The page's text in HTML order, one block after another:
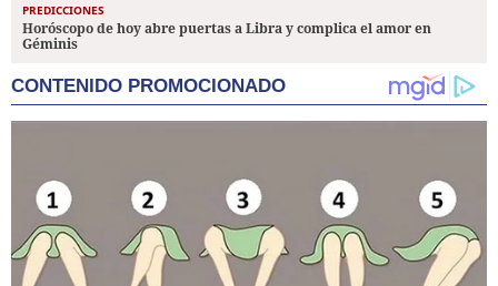
PREDICCIONES
Horóscopo de hoy abre puertas a Libra y complica el amor en
Géminis
CONTENIDO PROMOCIONADO